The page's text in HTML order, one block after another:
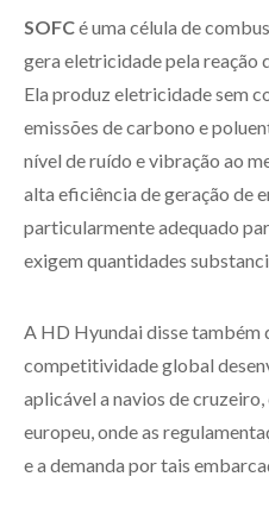
SOFCé uma célula de
gera eletricidade pela reação
Ela produz eletricidade sem
emissões de carbono e
nível de ruído e vibração ao
alta eficiência de geração de
particularmente adequado
exigem quantidades
A HD Hyundai disse também
competitividade global
aplicável a navios de
europeu, onde as
e a demanda por tais